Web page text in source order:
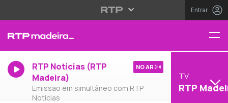
Entrar
RTP Notícias (RTP
Madeira)
Emissão em simultâneo com RTP
Notícias
NO AR
TV
RTP